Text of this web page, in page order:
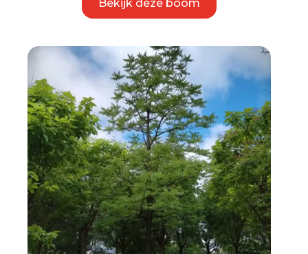
Bekijk deze boom
product
heeft
Deze
optie
kan
gekozen
worden
op
de
productpagina